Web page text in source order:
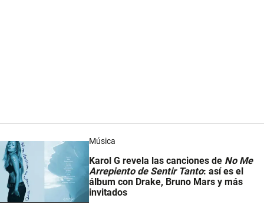
Música
Karol G revela las canciones de No Me
Arrepiento de Sentir Tanto: así es el
álbum con Drake, Bruno Mars y más
invitados